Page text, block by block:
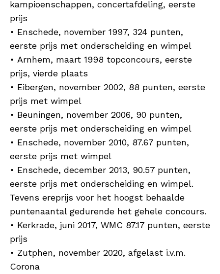
kampioenschappen, concertafdeling, eerste
prijs
• Enschede, november 1997, 324 punten,
eerste prijs met onderscheiding en wimpel
• Arnhem, maart 1998 topconcours, eerste
prijs, vierde plaats
• Eibergen, november 2002, 88 punten, eerste
prijs met wimpel
• Beuningen, november 2006, 90 punten,
eerste prijs met onderscheiding en wimpel
• Enschede, november 2010, 87.67 punten,
eerste prijs met wimpel
• Enschede, december 2013, 90.57 punten,
eerste prijs met onderscheiding en wimpel.
Tevens ereprijs voor het hoogst behaalde
puntenaantal gedurende het gehele concours.
• Kerkrade, juni 2017, WMC 87.17 punten, eerste
prijs
• Zutphen, november 2020, afgelast i.v.m.
Corona